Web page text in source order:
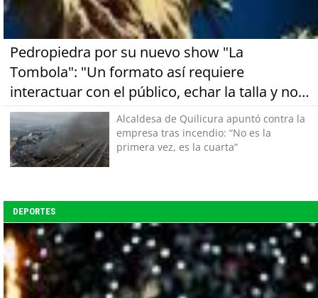
Pedropiedra por su nuevo show "La
Tombola": "Un formato así requiere
interactuar con el público, echar la talla y no
tener miedo a equivocarse"Alcaldesa de Quilicura apuntó contra la
empresa tras incendio: “No es la
primera vez, es la cuarta”
DEPORTES